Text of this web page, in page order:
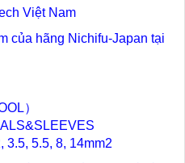
Việt Nam
của hãng Nichifu-Japan tại
）
5.5, 8, 14mm2